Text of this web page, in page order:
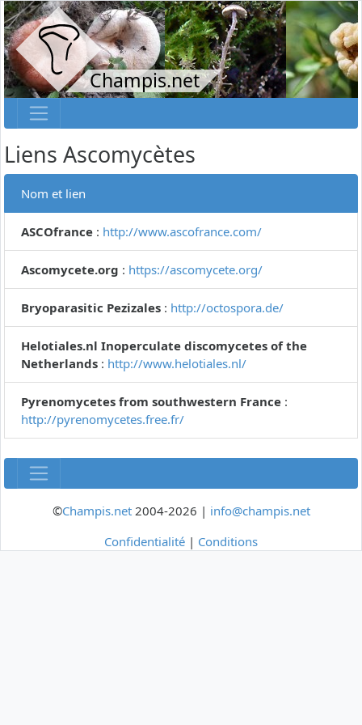
Champis.net
Liens Ascomycètes
Nom et lien
ASCOfrance : http://www.ascofrance.com/
Ascomycete.org : https://ascomycete.org/
Bryoparasitic Pezizales : http://octospora.de/
Helotiales.nl Inoperculate discomycetes of the
Netherlands : http://www.helotiales.nl/
Pyrenomycetes from southwestern France :
http://pyrenomycetes.free.fr/
©Champis.net2004-2026 | info@champis.net
Confidentialité | Conditions